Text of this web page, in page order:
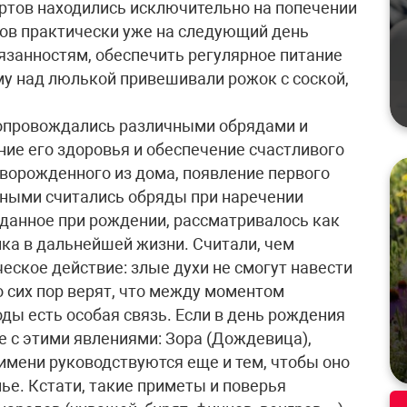
находились исключительно на попечении
практически уже на следующий день
обеспечить регулярное питание
над люлькой привешивали рожок с соской,
различными обрядами и
его здоровья и обеспечение счастливого
из дома, появление первого
считались обряды при наречении
при рождении, рассматривалось как
в дальнейшей жизни. Считали, чем
действие: злые духи не смогут навести
пор верят, что между моментом
есть особая связь. Если в день рождения
с этими явлениями: Зора (Дождевица),
руководствуются еще и тем, чтобы оно
Кстати, такие приметы и поверья